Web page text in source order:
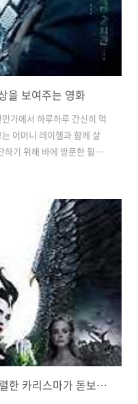
을 보여주는 영화
가에서 하루하루 간신히 먹
어머니 레이첼과 함께 살
하기 위해 바에 방문한 윌은
다. 빈민가에 어울리지 않
짜로 주고 있었습니다. 그때
것을 눈치챈 윌은 해밀턴에
에서 악명 높은 조폭인 미
과 해밀턴은 비어있는 건물
게 돌아가도 남을 만큼 충분
말레피센트2, 안젤리나 졸리의 강렬한 카리스마가 돋보이는 영화